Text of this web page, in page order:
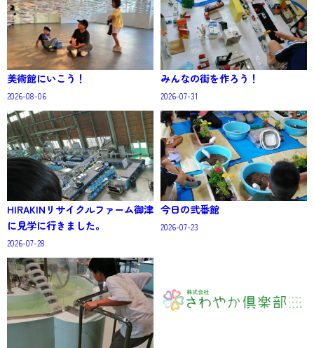
美術館にいこう！
2026-08-06
みんなの街を作ろう！
2026-07-31
HIRAKINリサイクルファーム御津
に見学に行きました。
2026-07-28
今日の弐番館
2026-07-23